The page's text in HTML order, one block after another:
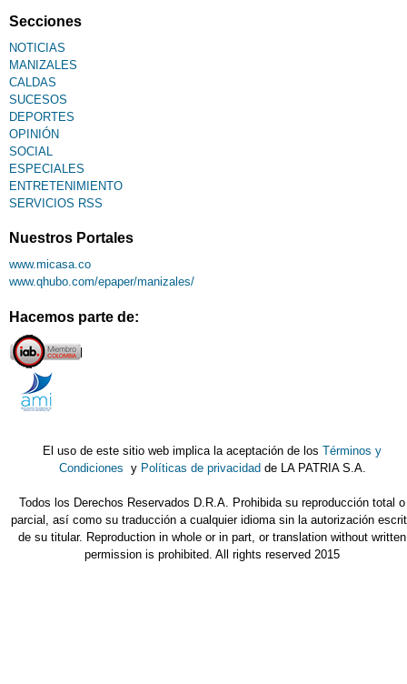
Fallecimiento
Secciones
NOTICIAS
MANIZALES
CALDAS
SUCESOS
DEPORTES
OPINIÓN
SOCIAL
ESPECIALES
ENTRETENIMIENTO
SERVICIOS RSS
Nuestros Portales
www.micasa.co
www.qhubo.com/epaper/manizales/
Hacemos parte de:
El uso de este sitio web implica la aceptación de losTérminos y
Condiciones y Políticas de privacidad de LA PATRIA S.A.
Todos los Derechos Reservados D.R.A. Prohibida su reproducción total o
parcial, así como su traducción a cualquier idioma sin la autorización
de su titular. Reproduction in whole or in part, or translation without written
permission is prohibited. All rights reserved 2015